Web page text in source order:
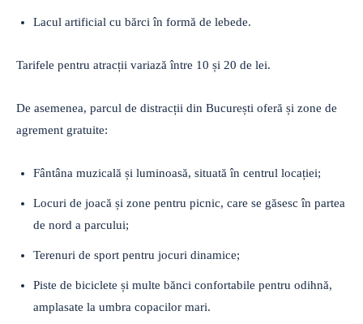
Lacul artificial cu bărci în formă de lebede.
Tarifele pentru atracții variază între 10 și 20 de lei.
De asemenea, parcul de distracții din București oferă și zone de
agrement gratuite:
Fântâna muzicală și luminoasă, situată în centrul locației;
Locuri de joacă și zone pentru picnic, care se găsesc în partea
de nord a parcului;
Terenuri de sport pentru jocuri dinamice;
Piste de biciclete și multe bănci confortabile pentru odihnă,
amplasate la umbra copacilor mari.